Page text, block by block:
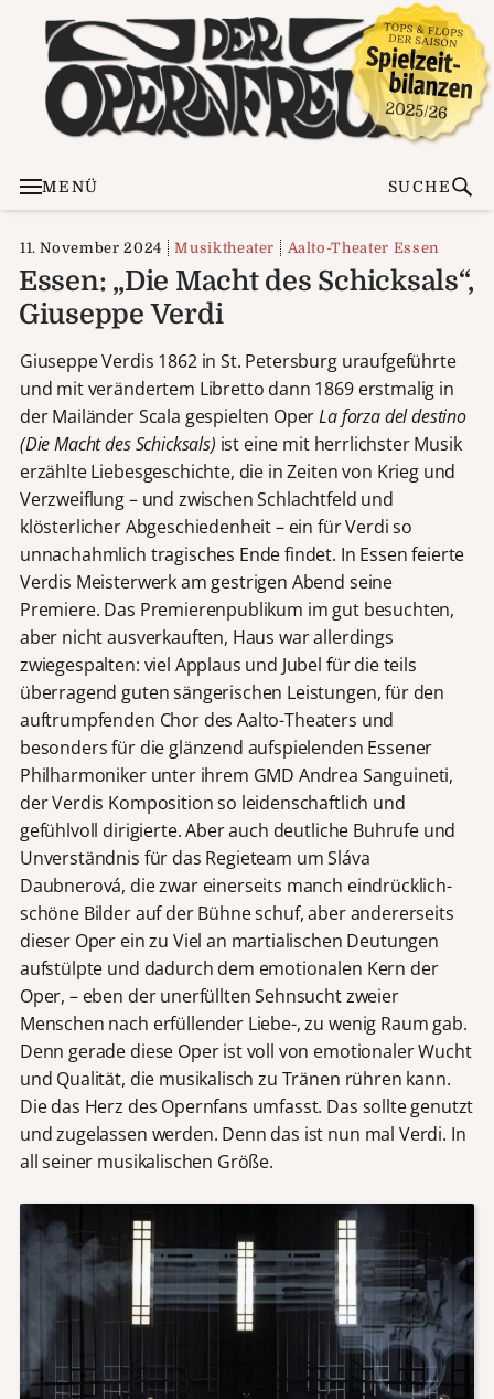
MENÜ SUCHE
11. November 2024 Musiktheater Aalto-Theater Essen
Essen: „Die Macht des Schicksals“,
Giuseppe Verdi
Giuseppe Verdis 1862 in St. Petersburg uraufgeführte
und mit verändertem Libretto dann 1869 erstmalig in
der Mailänder Scala gespielten OperLa forza del destino
(Die Macht des Schicksals) ist eine mit herrlichster Musik
erzählte Liebesgeschichte, die in Zeiten von Krieg und
Verzweiflung – und zwischen Schlachtfeld und
klösterlicher Abgeschiedenheit – ein für Verdi so
unnachahmlich tragisches Ende findet. In Essen feierte
Verdis Meisterwerk am gestrigen Abend seine
Premiere. Das Premierenpublikum im gut besuchten,
aber nicht ausverkauften, Haus war allerdings
zwiegespalten: viel Applaus und Jubel für die teils
überragend guten sängerischen Leistungen, für den
auftrumpfenden Chor des Aalto-Theaters und
besonders für die glänzend aufspielenden Essener
Philharmoniker unter ihrem GMD Andrea Sanguineti,
der Verdis Komposition so leidenschaftlich und
gefühlvoll dirigierte. Aber auch deutliche Buhrufe und
Unverständnis für das Regieteam um Sláva
Daubnerová, die zwar einerseits manch eindrücklich-
schöne Bilder auf der Bühne schuf, aber andererseits
dieser Oper ein zu Viel an martialischen Deutungen
aufstülpte und dadurch dem emotionalen Kern der
Oper, – eben der unerfüllten Sehnsucht zweier
Menschen nach erfüllender Liebe-, zu wenig Raum gab.
Denn gerade diese Oper ist voll von emotionaler Wucht
und Qualität, die musikalisch zu Tränen rühren kann.
Die das Herz des Opernfans umfasst. Das sollte genutzt
und zugelassen werden. Denn das ist nun mal Verdi. In
all seiner musikalischen Größe.